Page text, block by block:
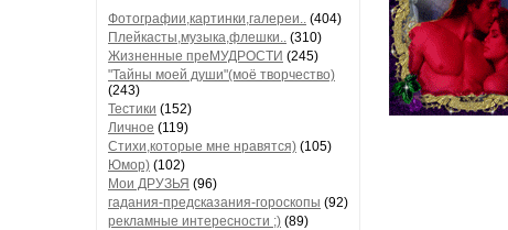
Фотографии,картинки,галереи.. (404)
Плейкасты,музыка,флешки.. (310)
Жизненные преМУДРОСТИ (245)
"Тайны моей души"(моё творчество)
(243)
Тестики (152)
Личное (119)
Стихи,которые мне нравятся) (105)
Юмор) (102)
Мои ДРУЗЬЯ (96)
гадания-предсказания-гороскопы (92)
рекламные интересности ;) (89)